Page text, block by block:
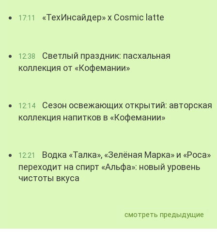
17:11 «ТехИнсайдер» х Cosmic latte
12:38
Светлый праздник: пасхальная
коллекция от «Кофемании»
12:14
Сезон освежающих открытий: авторская
коллекция напитков в «Кофемании»
12:21
Водка «Талка», «Зелёная Марка» и «Роса»
переходит на спирт «Альфа»: новый уровень
чистоты вкуса
смотреть предыдущие